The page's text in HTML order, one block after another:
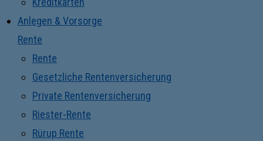
Anlegen & Vorsorge
Rente
Rente
Gesetzliche Rentenversicherung
Private Rentenversicherung
Riester-Rente
Rürup Rente